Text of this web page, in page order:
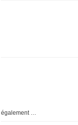
également …